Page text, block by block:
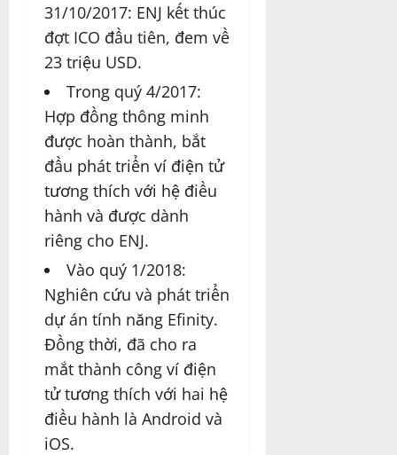
31/10/2017: ENJ kết thúc
đợt ICO đầu tiên, đem về
23 triệu USD.
Trong quý 4/2017:
Hợp đồng thông minh
được hoàn thành, bắt
đầu phát triển ví điện tử
tương thích với hệ điều
hành và được dành
riêng cho ENJ.
Vào quý 1/2018:
Nghiên cứu và phát triển
dự án tính năng Efinity.
Đồng thời, đã cho ra
mắt thành công ví điện
tử tương thích với hai hệ
điều hành là Android và
iOS.